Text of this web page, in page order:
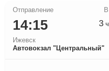
14:15
Ижевск
Автовокзал "Центральный"
3ч